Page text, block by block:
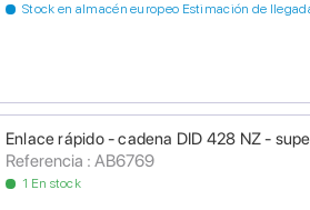
Stock en almacén europeo Estimación de
Enlace rápido - cadena DID 428 NZ -
Referencia : AB6769
1 En stock